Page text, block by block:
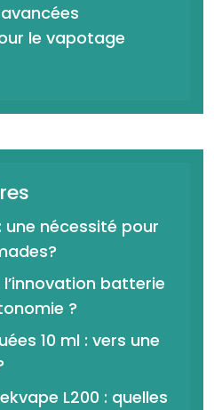
le vapotage
nécessité pour
l’innovation batterie
?
10 ml : vers une
L200 : quelles